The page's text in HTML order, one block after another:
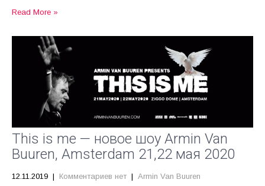
Read More »
This is me — новое шоу Armin Van
Buuren, Amsterdam 21,22 мая 2020
12.11.2019 | Комментариев нет | Armin Van Buuren